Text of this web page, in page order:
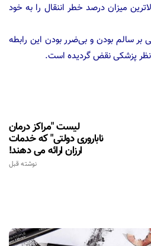
میزان درصد خطر اننقال را به خود
بر سالم بودن و بی‌ضرر بودن این رابطه
پزشکی نقض گردیده است.
لیست "مراکز درمان
ناباروری دولتی" که خدمات
ارزان ارائه می دهند!
نوشته قبل